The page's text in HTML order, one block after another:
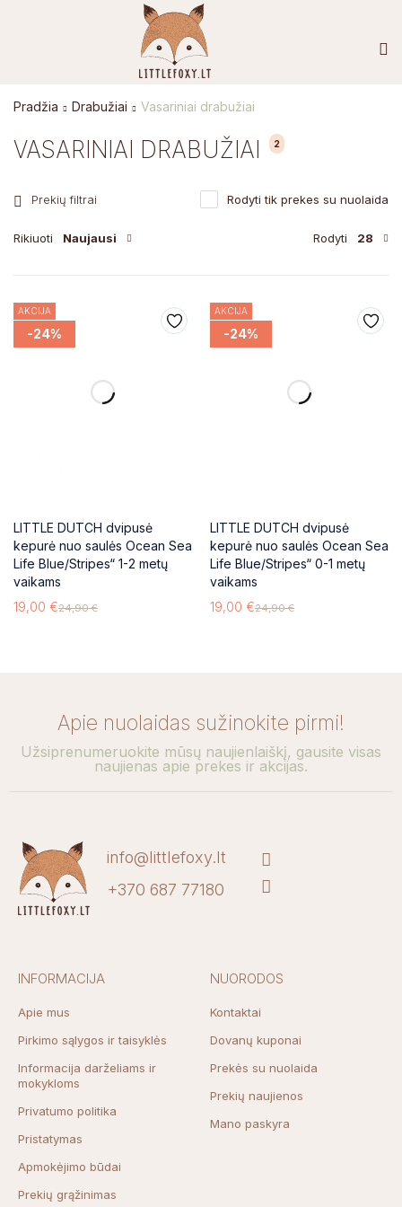
VASARINIAI DRABUŽIAI 2
Pradžia Drabužiai Vasariniai drabužiai
Prekių filtrai
Rikiuoti Naujausi
Rodyti tik prekes su nuolaida
Rodyti 28
-24%
AKCIJA
LITTLE DUTCH dvipusė
kepurė nuo saulės Ocean Sea
Life Blue/Stripes“ 1-2 metų
vaikams
24,90€
19,00 €
-24%
AKCIJA
LITTLE DUTCH dvipusė
kepurė nuo saulės Ocean Sea
Life Blue/Stripes“ 0-1 metų
vaikams
24,90€
19,00 €
Apie nuolaidas sužinokite pirmi!
Užsiprenumeruokite mūsų naujienlaiškį, gausite visas
naujienas apie prekes ir akcijas.
NUORODOS
Kontaktai
Dovanų kuponai
Prekės su nuolaida
Prekių naujienos
Mano paskyra
INFORMACIJA
Apie mus
Pirkimo sąlygos ir taisyklės
Informacija darželiams ir
mokykloms
Privatumo politika
Pristatymas
Apmokėjimo būdai
Prekių grąžinimas
info@littlefoxy.lt
+370 687 77180